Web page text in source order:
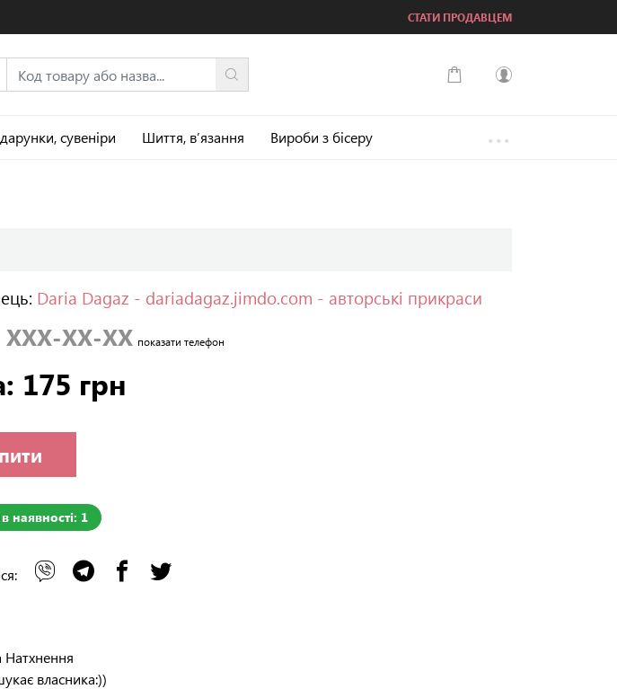
СТАТИ ПРОДАВЦЕМ
...
сувеніри Шиття, в’язання Вироби з бісеру
Daria Dagaz - dariadagaz.jimdo.com - авторські прикраси
XX-XX показати телефон
175 грн
наявності: 1
Натхнення
власника:))